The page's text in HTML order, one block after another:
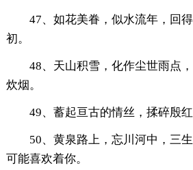
47、如花美眷，似水流年，回得
初。
48、天山积雪，化作尘世雨点，
炊烟。
49、蓄起亘古的情丝，揉碎殷红
50、黄泉路上，忘川河中，三生
可能喜欢着你。